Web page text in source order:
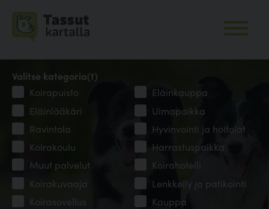
Valitse kategoria(t)
Koirapuisto
Eläinkauppa
Eläinlääkäri
Uimapaikka
Ravintola
Hyvinvointi ja hoitolat
Koirakoulu
Harrastuspaikka
Muut palvelut
Koirahotelli
Koirakuvaaja
Lenkkeily ja patikointi
Koirasovellus
Kauppa